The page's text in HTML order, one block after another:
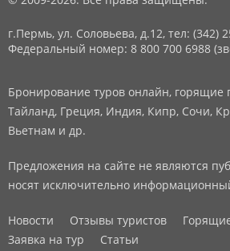
г.Пермь, ул. Соловьева, д.12, тел: (342)
Федеральный номер: 8 800 700 6988
Бронирование туров онлайн, горящие
Тайланд, Греция, Индия, Кипр, Сочи,
Вьетнам и др.
Предложения на сайте не являются
носят исключительно
Новости Отзывы туристов
Заявка на тур
Статьи